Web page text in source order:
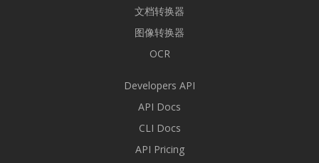
文档转换器
图像转换器
OCR
Developers API
API Docs
CLI Docs
API Pricing